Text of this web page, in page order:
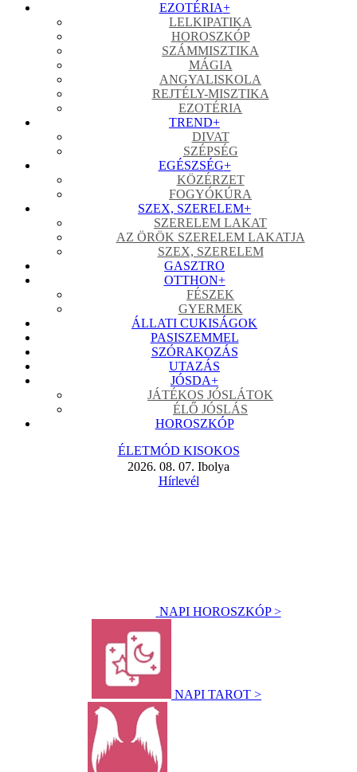
EZOTÉRIA+
LELKIPATIKA
HOROSZKÓP
SZÁMMISZTIKA
MÁGIA
ANGYALISKOLA
REJTÉLY-MISZTIKA
EZOTÉRIA
TREND+
DIVAT
SZÉPSÉG
EGÉSZSÉG+
KÖZÉRZET
FOGYÓKÚRA
SZEX, SZERELEM+
SZERELEM LAKAT
AZ ÖRÖK SZERELEM LAKATJA
SZEX, SZERELEM
GASZTRO
OTTHON+
FÉSZEK
GYERMEK
ÁLLATI CUKISÁGOK
PASISZEMMEL
SZÓRAKOZÁS
UTAZÁS
JÓSDA+
JÁTÉKOS JÓSLÁTOK
ÉLŐ JÓSLÁS
HOROSZKÓP
ÉLETMÓD KISOKOS
2026. 08. 07. Ibolya
Hírlevél
NAPI HOROSZKÓP >
NAPI TAROT >